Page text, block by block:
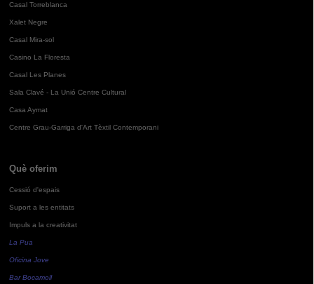
Casal Torreblanca
Xalet Negre
Casal Mira-sol
Casino La Floresta
Casal Les Planes
Sala Clavé - La Unió Centre Cultural
Casa Aymat
Centre Grau-Garriga d'Art Tèxtil Contemporani
Què oferim
Cessió d'espais
Suport a les entitats
Impuls a la creativitat
La Pua
Oficina Jove
Bar Bocamoll